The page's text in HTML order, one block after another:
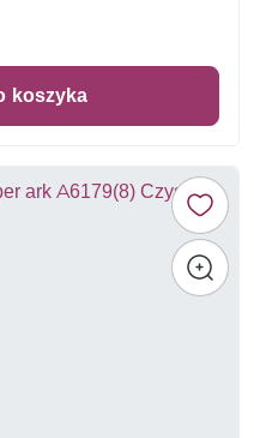
koszyka